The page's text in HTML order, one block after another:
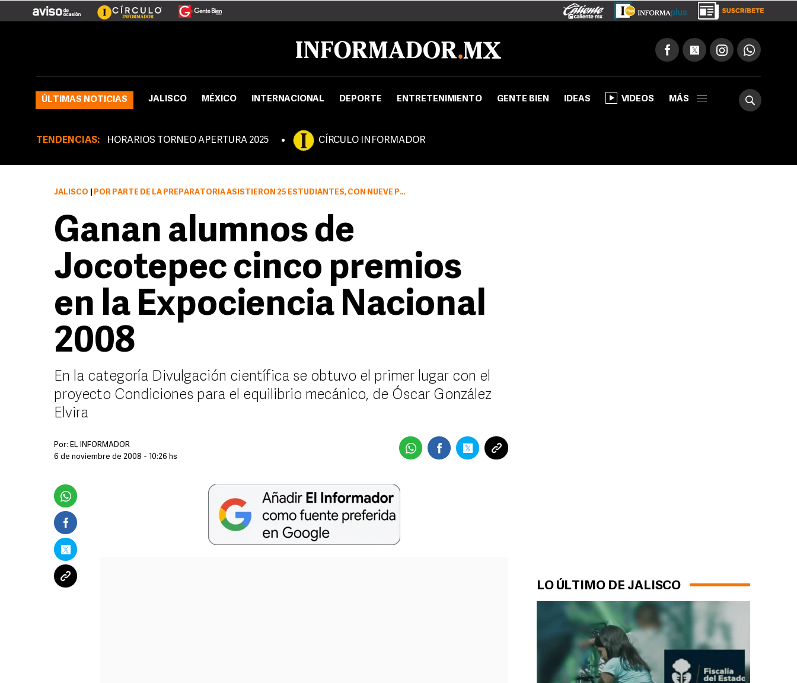
ÚLTIMAS NOTICIAS JALISCO MÉXICO INTERNACIONAL DEPORTE ENTRETENIMIENTO GENTE BIEN IDEAS VIDEOS MÁS
TENDENCIAS: HORARIOS TORNEO APERTURA 2025 CÍRCULO INFORMADOR
LO ÚLTIMO DE JALISCO
JALISCO POR PARTE DE LA PREPARATORIA ASISTIERON 25 ESTUDIANTES, CON NUEVE PROYECTOS
Ganan alumnos de
Jocotepec cinco premios
en la Expociencia Nacional
2008
En la categoría Divulgación científica se obtuvo el primer lugar con el
proyecto Condiciones para el equilibrio mecánico, de Óscar González
Elvira
Por: EL INFORMADOR
6 de noviembre de 2008 - 10:26 hs